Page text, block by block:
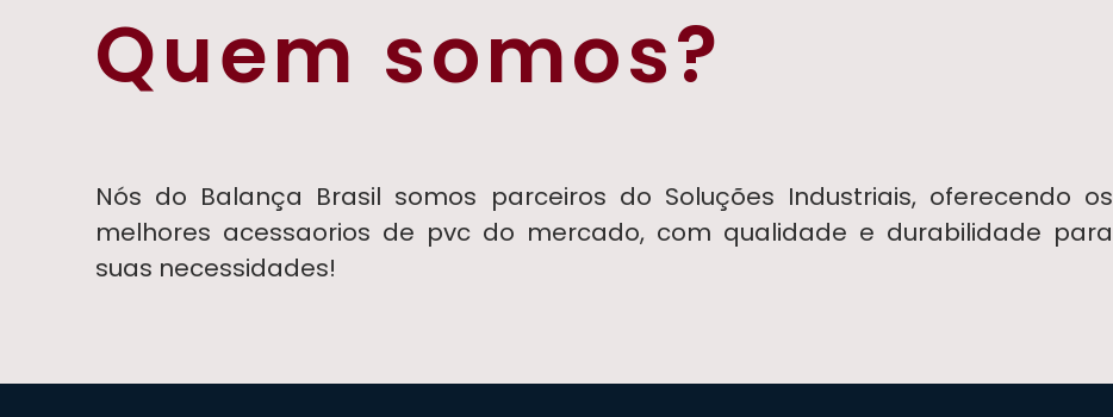
Quem somos?
Nós do Balança Brasil somos parceiros do Soluções Industriais, oferecendo os
melhores acessaorios de pvc do mercado, com qualidade e durabilidade para
suas necessidades!